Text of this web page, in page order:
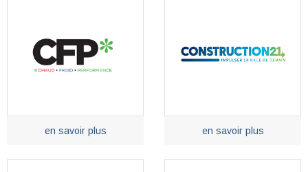
en savoir plus en savoir plus